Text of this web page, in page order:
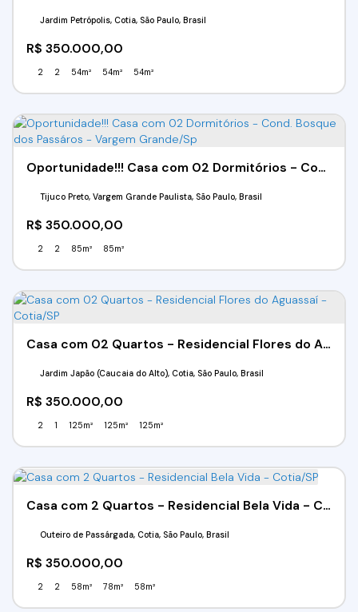
R$ 350.000,00
Jardim Petrópolis, Cotia, São Paulo, Brasil
2 2 54m² 54m² 54m²
Oportunidade!!! Casa com 02 Dormitórios - Cond. Bosque dos Passáros - Vargem Grande/Sp
R$ 350.000,00
Tijuco Preto, Vargem Grande Paulista, São Paulo, Brasil
2 2 85m² 85m²
Casa com 02 Quartos - Residencial Flores do Aguassaí - Cotia/SP
R$ 350.000,00
Jardim Japão (Caucaia do Alto), Cotia, São Paulo, Brasil
2 1 125m² 125m² 125m²
Casa com 2 Quartos - Residencial Bela Vida - Cotia/SP
R$ 350.000,00
Outeiro de Passárgada, Cotia, São Paulo, Brasil
2 2 58m² 78m² 58m²